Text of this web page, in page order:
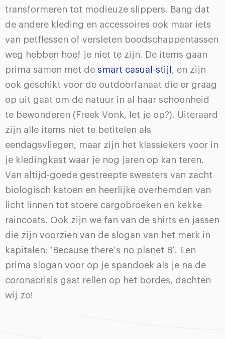
transformeren tot modieuze slippers. Bang dat
de andere kleding en accessoires ook maar iets
van petflessen of versleten boodschappentassen
weg hebben hoef je niet te zijn. De items gaan
prima samen met de smart casual-stijl , en zijn
ook geschikt voor de outdoorfanaat die er graag
op uit gaat om de natuur in al haar schoonheid
te bewonderen (Freek Vonk, let je op?). Uiteraard
zijn alle items niet te betitelen als
eendagsvliegen, maar zijn het klassiekers voor in
je kledingkast waar je nog jaren op kan teren.
Van altijd-goede gestreepte sweaters van zacht
biologisch katoen en heerlijke overhemden van
licht linnen tot stoere cargobroeken en kekke
raincoats. Ook zijn we fan van de shirts en jassen
die zijn voorzien van de slogan van het merk in
kapitalen: ‘Because there’s no planet B’. Een
prima slogan voor op je spandoek als je na de
coronacrisis gaat rellen op het bordes, dachten
wij zo!